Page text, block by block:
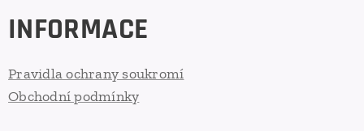
INFORMACE
Pravidla ochrany soukromí
Obchodní podmínky